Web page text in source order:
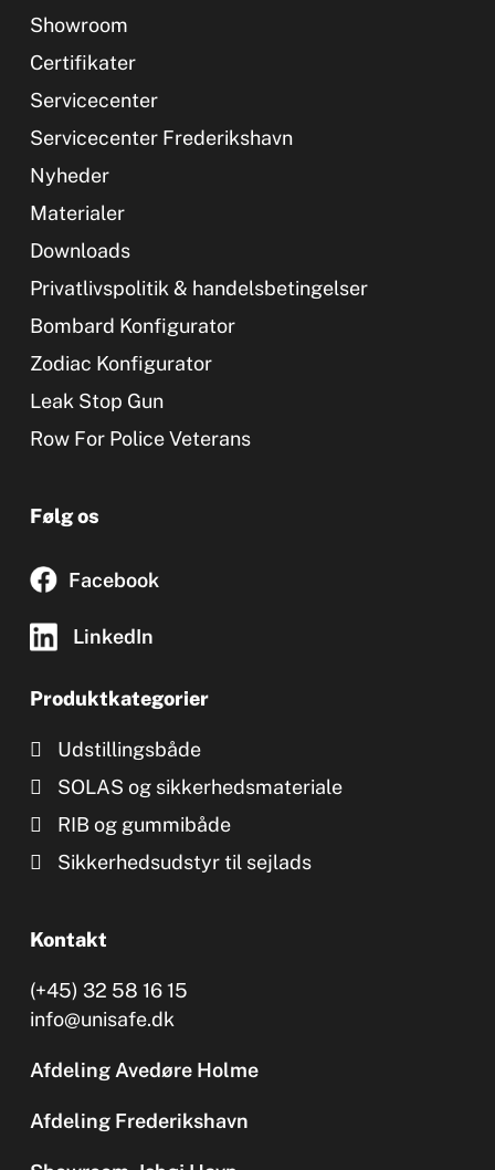
Showroom
Certifikater
Servicecenter
Servicecenter Frederikshavn
Nyheder
Materialer
Downloads
Privatlivspolitik & handelsbetingelser
Bombard Konfigurator
Zodiac Konfigurator
Leak Stop Gun
Row For Police Veterans
Følg os
Facebook
LinkedIn
Produktkategorier
Udstillingsbåde
SOLAS og sikkerhedsmateriale
RIB og gummibåde
Sikkerhedsudstyr til sejlads
Kontakt
(+45) 32 58 16 15
info@unisafe.dk
Afdeling Avedøre Holme
Afdeling Frederikshavn